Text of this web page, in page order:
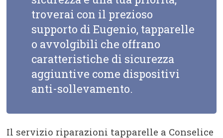
troverai con il prezioso
supporto di Eugenio, tapparelle
o avvolgibili che offrano
caratteristiche di sicurezza
aggiuntive come dispositivi
anti-sollevamento.
Il servizio riparazioni tapparelle a Conselice